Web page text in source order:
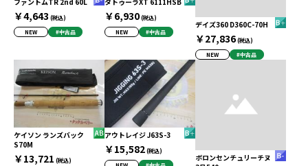
￥4,643 (税込)
NEW
#中古品
￥6,930(税込)
NEW
#中古品
デイズ360 D360C-70H
￥27,836(税込)
NEW
#中古品
ケイソン ランズバック
S70M
￥13,721 (税込)
アウトレイジ J63S-3
￥15,582(税込)
ボロンセンチュリーチヌ